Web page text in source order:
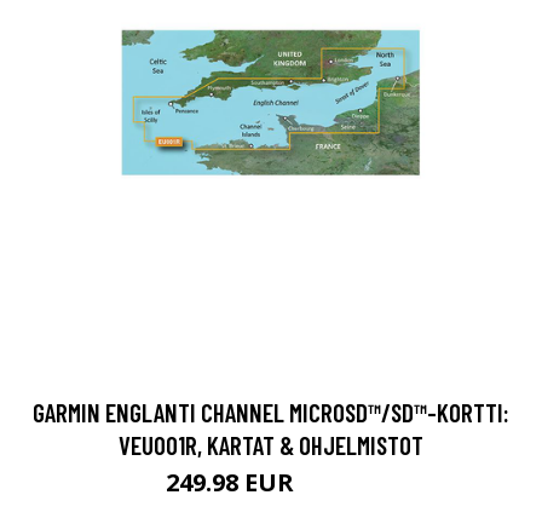
GARMIN ENGLANTI CHANNEL MICROSD™/SD™-KORTTI:
VEU001R, KARTAT & OHJELMISTOT
249.98 EUR